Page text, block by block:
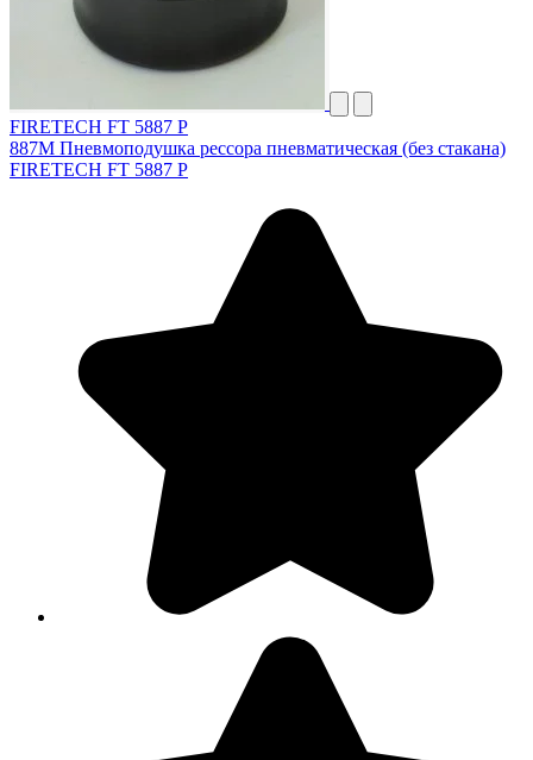
FIRETECH FT 5887 P
887M Пневмоподушка реcсора пневматическая (без стакана)
FIRETECH FT 5887 P